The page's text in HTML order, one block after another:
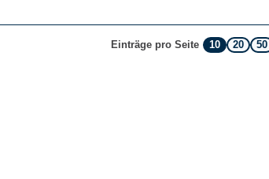
Einträge pro Seite 10 20 50